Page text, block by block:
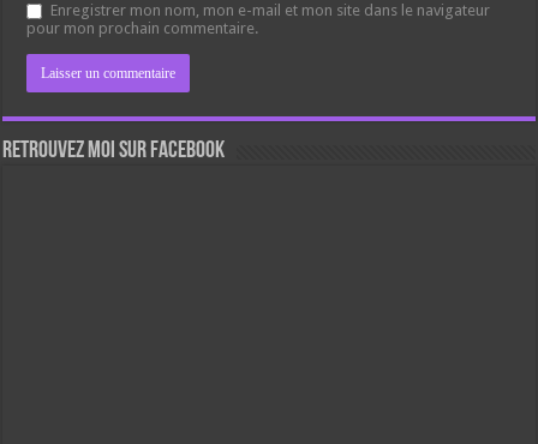
Enregistrer mon nom, mon e-mail et mon site dans le navigateur
pour mon prochain commentaire.
Retrouvez moi sur Facebook